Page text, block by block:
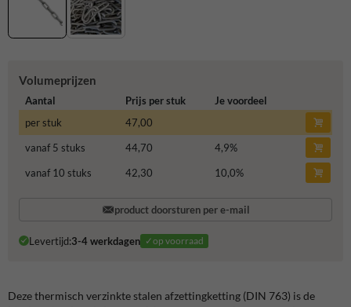
Volumeprijzen
Aantal Prijs per stuk
Je voordeel
per stuk
47,00
vanaf 5 stuks
44,70 4,9%
vanaf 10 stuks
42,30 10,0%
product doorsturen per e-mail
Levertijd:3-4 werkdagen ✓op voorraad
Deze thermisch verzinkte stalen afzettingketting (DIN 763) is de